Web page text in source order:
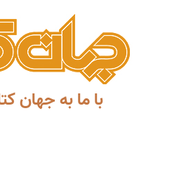
با ما به جهان